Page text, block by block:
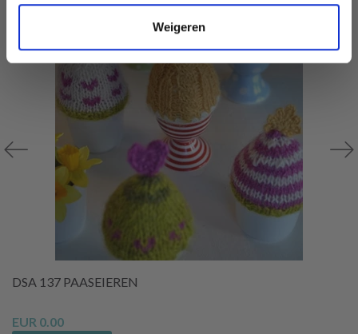
Weigeren
DSA 137 PAASEIEREN
EUR 0.00